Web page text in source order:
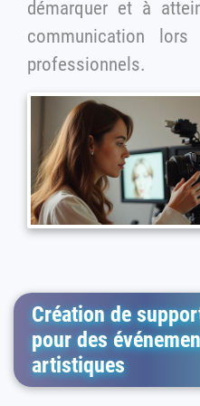
démarquer et à
communication
professionnels.
Création de
pour des
artistiques